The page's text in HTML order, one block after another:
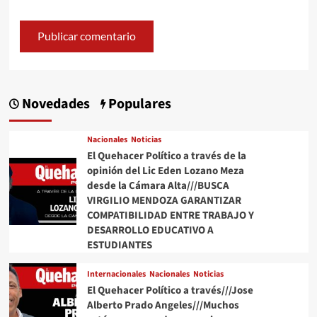
Novedades Populares
Nacionales Noticias
El Quehacer Político a través de la
opinión del Lic Eden Lozano Meza
desde la Cámara Alta///BUSCA
VIRGILIO MENDOZA GARANTIZAR
COMPATIBILIDAD ENTRE TRABAJO Y
DESARROLLO EDUCATIVO A
ESTUDIANTES
Internacionales Nacionales Noticias
El Quehacer Político a través///Jose
Alberto Prado Angeles///Muchos